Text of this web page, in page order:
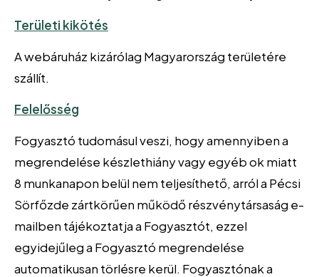
Területi kikötés
A webáruház kizárólag Magyarország területére
szállít.
Felelősség
Fogyasztó tudomásul veszi, hogy amennyiben a
megrendelése készlethiány vagy egyéb ok miatt
8 munkanapon belül nem teljesíthető, arról a Pécsi
Sörfőzde zártkörűen működő részvénytársaság e-
mailben tájékoztatja a Fogyasztót, ezzel
egyidejűleg a Fogyasztó megrendelése
automatikusan törlésre kerül. Fogyasztónak a